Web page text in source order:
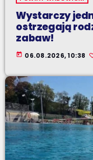
Wystarczy
ostrzegają
zabaw!
today 06.08.2026, 10:38